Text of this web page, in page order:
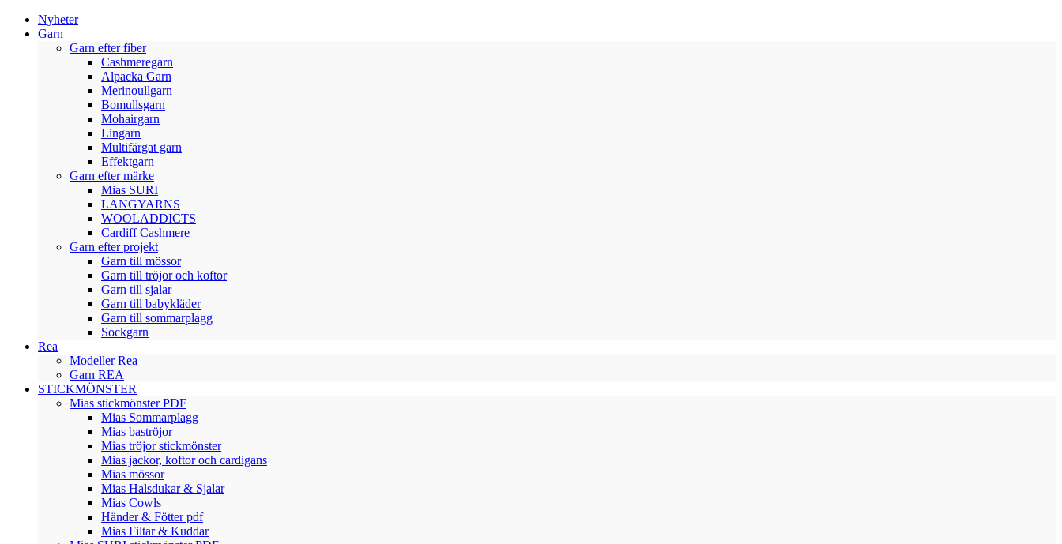
Nyheter
Garn
Garn efter fiber
Cashmeregarn
Alpacka Garn
Merinoullgarn
Bomullsgarn
Mohairgarn
Lingarn
Multifärgat garn
Effektgarn
Garn efter märke
Mias SURI
LANGYARNS
WOOLADDICTS
Cardiff Cashmere
Garn efter projekt
Garn till mössor
Garn till tröjor och koftor
Garn till sjalar
Garn till babykläder
Garn till sommarplagg
Sockgarn
Rea
Modeller Rea
Garn REA
STICKMÖNSTER
Mias stickmönster PDF
Mias Sommarplagg
Mias baströjor
Mias tröjor stickmönster
Mias jackor, koftor och cardigans
Mias mössor
Mias Halsdukar & Sjalar
Mias Cowls
Händer & Fötter pdf
Mias Filtar & Kuddar